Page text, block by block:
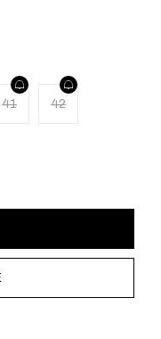
41 42